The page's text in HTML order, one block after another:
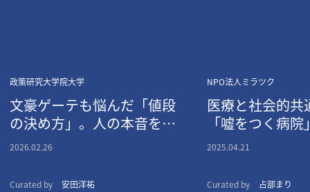
政策研究大学院大学
文豪ゲーテも悩んだ「値段
の決め方」。人の本音をあ
ぶり出す、経済学という名
2026.02.26
Curated by 安田洋祐
NPO法人ミラツク
医療と社会的
「嘘をつく病
宅緩和ケア」へ
2025.04.21
Curated by 占部まり